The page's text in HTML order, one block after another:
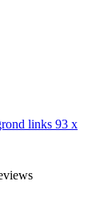
links 93 x